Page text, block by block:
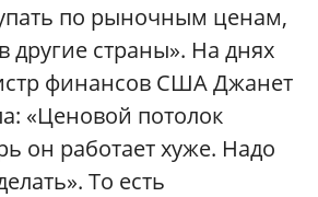
по рыночным ценам,
другие страны». На днях
финансов США Джанет
«Ценовой потолок
он работает хуже. Надо
То есть